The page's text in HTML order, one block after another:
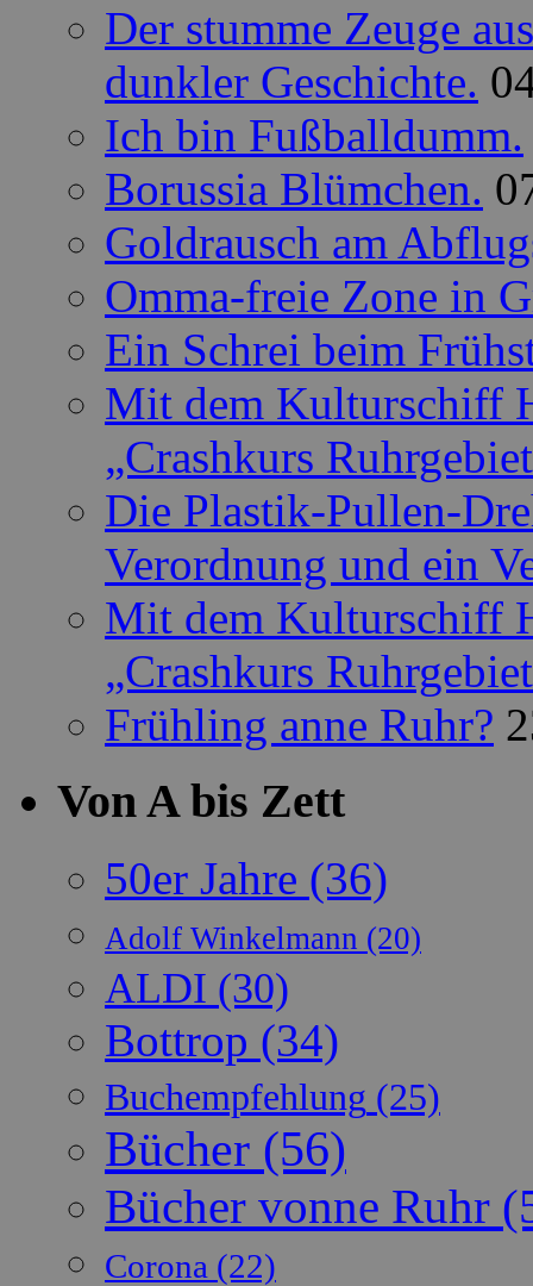
Der stumme Zeuge
dunkler Geschichte.
Ich bin Fußballdumm.
Borussia Blümchen.
Goldrausch am
Omma-freie Zone in
Ein Schrei beim
Mit dem Kulturschiff
„Crashkurs
Die Plastik-Pullen-
Verordnung und ein
Mit dem Kulturschiff
„Crashkurs
Frühling anne Ruhr?
Von A bis Zett
50er Jahre (36)
Adolf Winkelmann (20)
ALDI (30)
Bottrop (34)
Buchempfehlung (25)
Bücher (56)
Bücher vonne Ruhr
Corona (22)